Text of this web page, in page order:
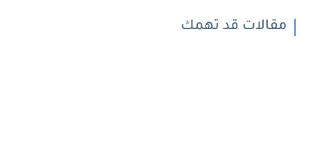
مقالات قد تهمك